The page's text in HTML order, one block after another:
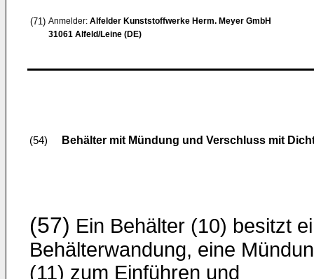
(71) Anmelder: Alfelder Kunststoffwerke Herm. Meyer GmbH
31061 Alfeld/Leine (DE)
(54) Behälter mit Mündung und Verschluss mit
(57) Ein Behälter (10) besitzt
Behälterwandung, eine
(11) zum Einführen und